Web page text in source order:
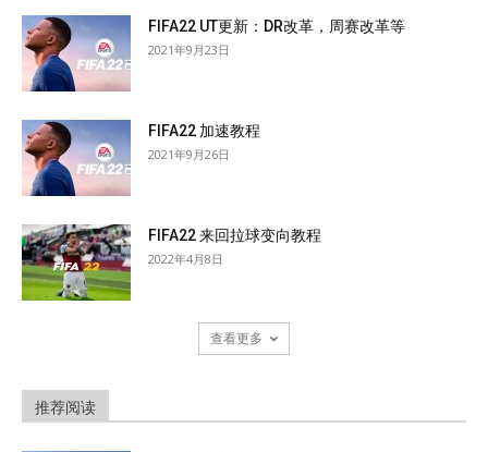
FIFA22 UT更新：DR改革，周赛改革等
2021年9月23日
FIFA22 加速教程
2021年9月26日
FIFA22 来回拉球变向教程
2022年4月8日
查看更多
推荐阅读